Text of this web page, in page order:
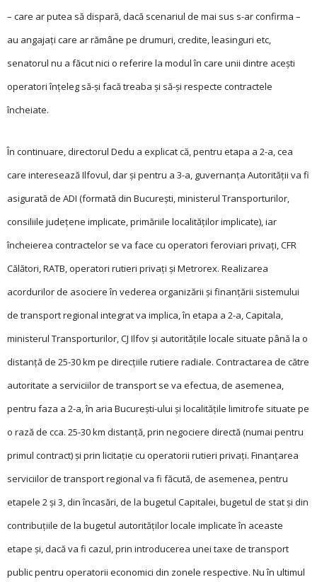
– care ar putea să dispară, dacă scenariul de mai sus s-ar confirma –
au angajați care ar rămâne pe drumuri, credite, leasinguri etc,
senatorul nu a făcut nici o referire la modul în care unii dintre acești
operatori înțeleg să-și facă treaba și să-și respecte contractele
încheiate.
În continuare, directorul Dedu a explicat că, pentru etapa a 2-a, cea
care interesează Ilfovul, dar și pentru a 3-a, guvernanța Autorității va fi
asigurată de ADI (formată din București, ministerul Trans­porturilor,
consiliile județene implicate, primăriile localităților implicate), iar
încheierea contractelor se va face cu ope­ratori feroviari privați, CFR
Călători, RATB, operatori rutieri privați și Metrorex. Realizarea
acordurilor de asociere în vederea organizării și finanțării sistemului
de transport regional integrat va implica, în etapa a 2-a, Capitala,
ministerul Transporturilor, CJ Ilfov și autoritățile locale situate până la o
distanță de 25-30 km pe direcțiile rutiere radiale. Contractarea de către
autoritate a serviciilor de transport se va efectua, de asemenea,
pentru faza a 2-a, în aria București-ului și localitățile limitrofe situate pe
o rază de cca. 25-30 km distanță, prin negociere directă (numai pentru
primul contract) și prin licitație cu operatorii rutieri privați. Finanțarea
serviciilor de transport regional va fi făcută, de asemenea, pentru
etapele 2 și 3, din încasări, de la bugetul Capitalei, bugetul de stat și din
contribuțiile de la bugetul autorităților locale implicate în aceaste
etape și, dacă va fi cazul, prin introducerea unei taxe de transport
public pentru operatorii economici din zonele respective. Nu în ultimul